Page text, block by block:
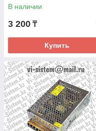
В наличии
3 200 ₸
Купить